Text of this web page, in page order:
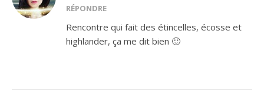
RÉPONDRE
Rencontre qui fait des étincelles, écosse et
highlander, ça me dit bien 🙂